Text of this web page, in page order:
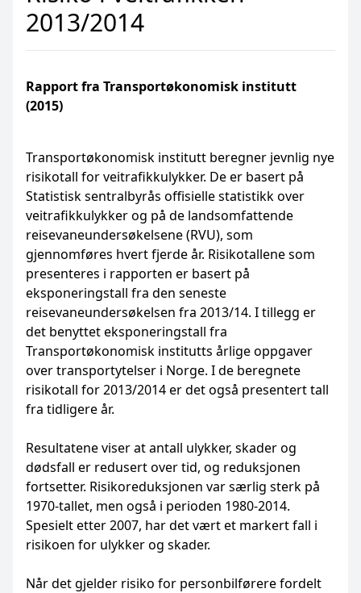
2013/2014
Rapport fra Transportøkonomisk institutt
(2015)
Transportøkonomisk institutt beregner jevnlig nye
risikotall for veitrafikkulykker. De er basert på
Statistisk sentralbyrås offisielle statistikk over
veitrafikkulykker og på de landsomfattende
reisevaneundersøkelsene (RVU), som
gjennomføres hvert fjerde år. Risikotallene som
presenteres i rapporten er basert på
eksponeringstall fra den seneste
reisevaneundersøkelsen fra 2013/14. I tillegg er
det benyttet eksponeringstall fra
Transportøkonomisk institutts årlige oppgaver
over transportytelser i Norge. I de beregnete
risikotall for 2013/2014 er det også presentert tall
fra tidligere år.
Resultatene viser at antall ulykker, skader og
dødsfall er redusert over tid, og reduksjonen
fortsetter. Risikoreduksjonen var særlig sterk på
1970-tallet, men også i perioden 1980-2014.
Spesielt etter 2007, har det vært et markert fall i
risikoen for ulykker og skader.
Når det gjelder risiko for personbilførere fordelt